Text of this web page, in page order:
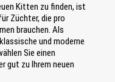
Kitten zu finden, ist
Züchter, die pro
brauchen. Als
klassische und moderne
Sie einen
gut zu Ihrem neuen